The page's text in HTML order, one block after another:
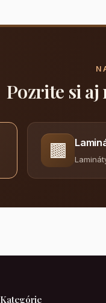
Pozrite si aj
🟫
Kategórie